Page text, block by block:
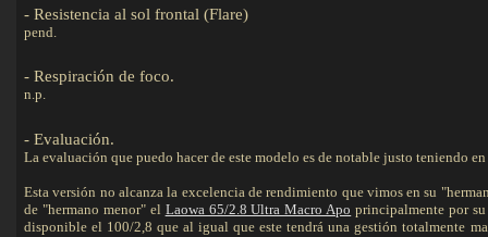
- Resistencia al sol frontal (Flare)
pend.
- Respiración de foco.
n.p.
- Evaluación.
La evaluación que puedo hacer de este modelo es de notable justo teniendo
Esta versión no alcanza la excelencia de rendimiento que vimos en su
de "hermano menor" el Laowa 65/2.8 Ultra Macro Apo principalmente por
disponible el 100/2,8 que al igual que este tendrá una gestión totalmente